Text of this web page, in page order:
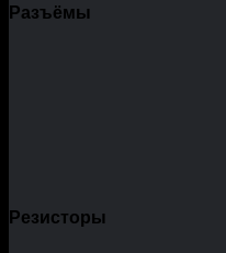
Разъёмы
Резисторы